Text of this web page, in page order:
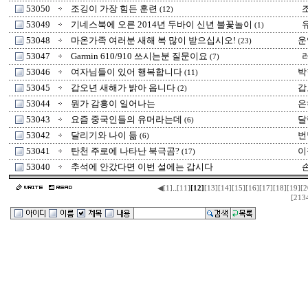
53050
조깅이 가장 힘든 훈련 (12)
53049
기네스북에 오른 2014년 두바이 신년 불꽃놀이 (1)
53048
마온가족 여러분 새해 복 많이 받으십시오! (23)
53047
Garmin 610/910 쓰시는분 질문이요 (7)
53046
여자님들이 있어 행복합니다 (11)
53045
갑오년 새해가 밝아 옵니다 (2)
53044
뭔가 감흥이 일어나는
53043
요즘 중국인들의 유머라는데 (6)
53042
달리기와 나이 듦 (6)
53041
탄천 주로에 나타난 북극곰? (17)
53040
추석에 안갔다면 이번 설에는 갑시다
◀[1] ..[11] [12] [13] [14] [15] [16] [17] [18] [19]